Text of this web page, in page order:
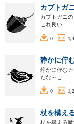
カブトガ
カブトガニ
これ良い…
0
静かに佇
静かに佇む
だな～こ…
0
杖を構え
杖を構える